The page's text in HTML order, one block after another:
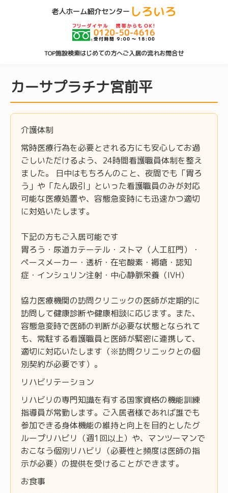
老人ホーム紹介センター しろいろ
TOP施設検索はじめての方へご入居の流れお問合せ
カーサプラチナ宮前平
介護体制
常時医療行為を必要とされる方にも安心してお過
ごしいただけるよう、24時間看護職員体制を整え
ました。 日中はもちろんのこと、夜間でも「胃ろ
う」や「たん吸引」といった看護職員のみが対応
可能な医療処置や、容態急変時にも迅速かつ適切
に対処いたします。
下記の方もご入居可能です
胃ろう・尿道カテーテル・ストマ（人工肛門）・
ペースメーカー・透析・在宅酸素・褥瘡・認知
症・インシュリン注射・中心静脈栄養（IVH）
協力医療機関の訪問クリニックの医師が定期的に
訪問して健康診断や健康相談に応じます。また、
容態急変時で医師の判断が必要な状態となられて
も、常駐する看護職員と医師が緊密に連携して、
適切に対応いたします（※訪問クリニックとの個
別契約が必要です）。
リハビリテーション
リハビリの専門知識を有する国家資格の機能訓練
指導員が常勤します。ご入居者様であれば誰でも
参加できる身体機能の維持と向上を目的としたグ
ループリハビリ（週1回以上）や、マンツーマンで
おこなう個別リハビリ（必要性と頻度は医師の指
示が必要）の提供を受けることができます。
お食事